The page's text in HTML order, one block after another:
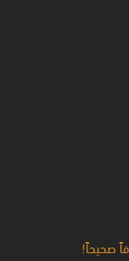
صحيحاً!